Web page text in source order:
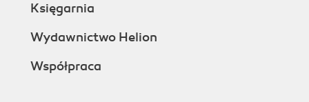
Księgarnia
Wydawnictwo Helion
Współpraca